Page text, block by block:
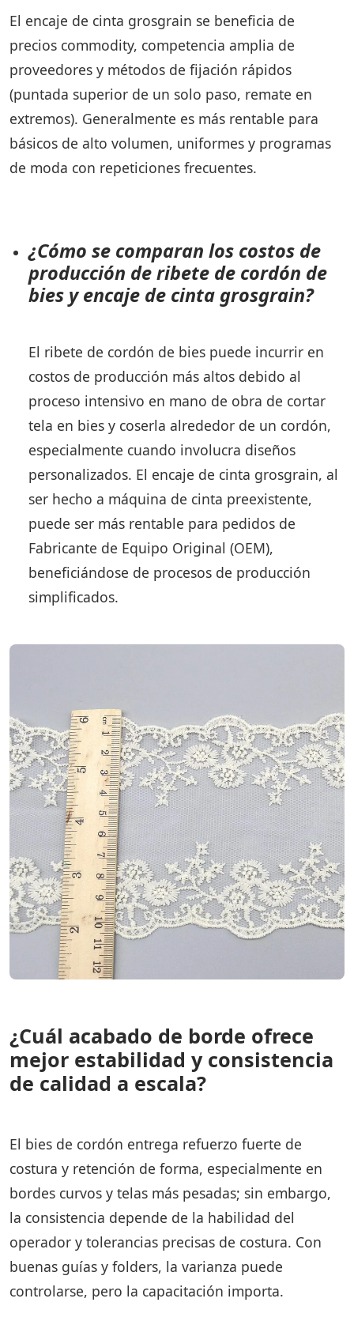
El encaje de cinta grosgrain se beneficia de
precios commodity, competencia amplia de
proveedores y métodos de fijación rápidos
(puntada superior de un solo paso, remate en
extremos). Generalmente es más rentable para
básicos de alto volumen, uniformes y programas
de moda con repeticiones frecuentes.
¿Cómo se comparan los costos de
producción de ribete de cordón de
bies y encaje de cinta grosgrain?
El ribete de cordón de bies puede incurrir en
costos de producción más altos debido al
proceso intensivo en mano de obra de cortar
tela en bies y coserla alrededor de un cordón,
especialmente cuando involucra diseños
personalizados. El encaje de cinta grosgrain, al
ser hecho a máquina de cinta preexistente,
puede ser más rentable para pedidos de
Fabricante de Equipo Original (OEM),
beneficiándose de procesos de producción
simplificados.
¿Cuál acabado de borde ofrece
mejor estabilidad y consistencia
de calidad a escala?
El bies de cordón entrega refuerzo fuerte de
costura y retención de forma, especialmente en
bordes curvos y telas más pesadas; sin embargo,
la consistencia depende de la habilidad del
operador y tolerancias precisas de costura. Con
buenas guías y folders, la varianza puede
controlarse, pero la capacitación importa.